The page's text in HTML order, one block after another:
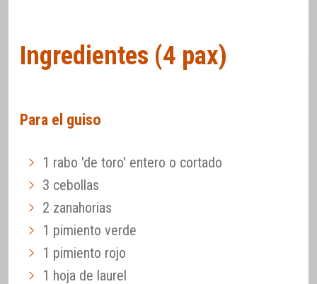
Ingredientes (4 pax)
Para el guiso
1 rabo 'de toro' entero o cortado
3 cebollas
2 zanahorias
1 pimiento verde
1 pimiento rojo
1 hoja de laurel